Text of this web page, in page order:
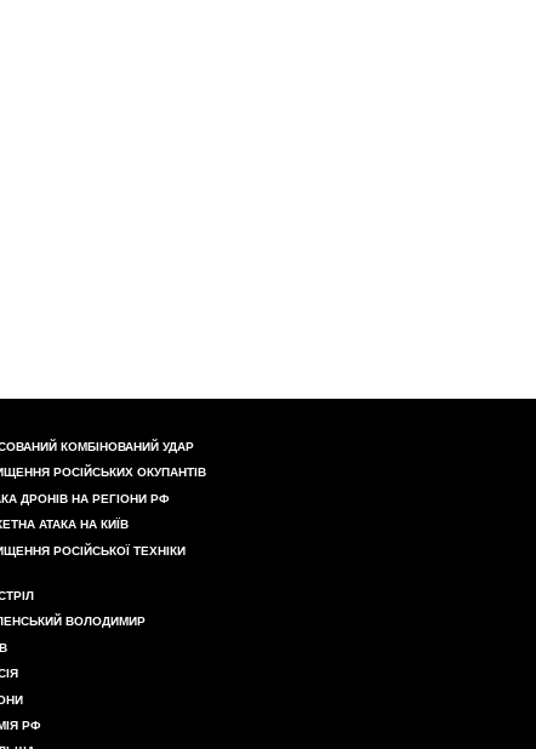
КОМБІНОВАНИЙ УДАР
РОСІЙСЬКИХ ОКУПАНТІВ
ДРОНІВ НА РЕГІОНИ РФ
АТАКА НА КИЇВ
РОСІЙСЬКОЇ ТЕХНІКИ
ВОЛОДИМИР
РФ